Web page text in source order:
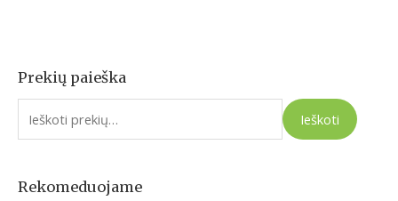
Prekių paieška
I
e
o
Ieškoti
Rekomeduojame